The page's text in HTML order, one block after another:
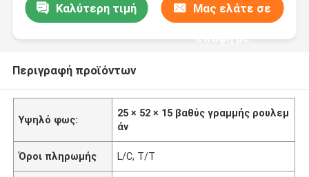
Καλύτερη τιμή Μας ελάτε σε
επαφή με
Περιγραφή προϊόντων
Υψηλό φως:
25 × 52 × 15 βαθύς γραμμής ρουλεμ
άν
Όροι πληρωμής L/C, T/T